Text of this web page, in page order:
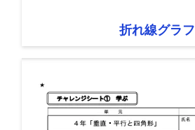
折れ線グラフ